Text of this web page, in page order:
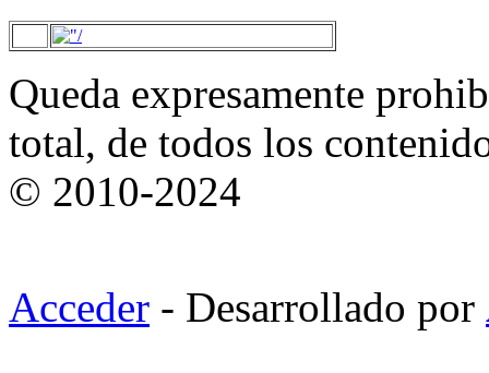
Queda expresamente
total, de todos los
© 2010-2024
Acceder - Desarrollado por